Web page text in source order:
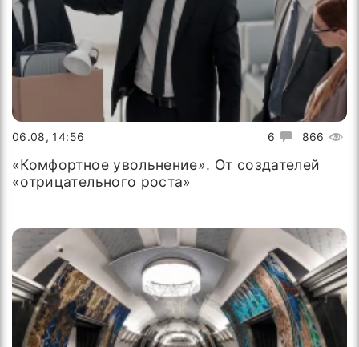
6 866
06.08, 14:56
«Комфортное увольнение». От создателей
«отрицательного роста»